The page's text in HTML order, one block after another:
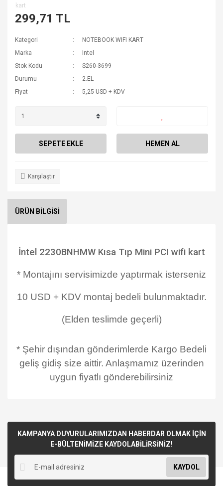
299,71 TL
Kategori
NOTEBOOK WIFI KART
Marka
Intel
Stok Kodu
S260-3699
Durumu
2.EL
Fiyat
5,25 USD + KDV
SEPETE EKLE HEMEN AL
Karşılaştır
ÜRÜN BİLGİSİ
İntel 2230BNHMW Kısa Tıp Mini PCI wifi kart
* Montajını servisimizde yaptırmak isterseniz
10 USD + KDV montaj bedeli bulunmaktadır.
(Elden teslimde geçerli)
* Şehir dışından gönderimlerde Kargo Bedeli
geliş gidiş size aittir. Anlaşmamız üzerinden
uygun fiyatlı gönderebilirsiniz
KAMPANYA DUYURULARIMIZDAN HABERDAR OLMAK İÇİN
E-BÜLTENİMİZE KAYDOLABİLİRSİNİZ!
KAYDOL